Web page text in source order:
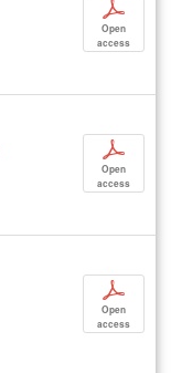
p
Open
access
p
Open
access
p
Open
access